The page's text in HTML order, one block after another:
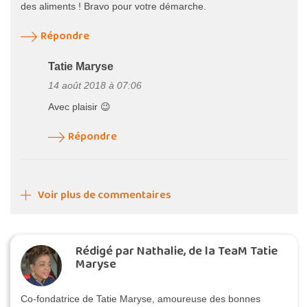
des aliments ! Bravo pour votre démarche.
Répondre
Tatie Maryse
14 août 2018 à 07:06
Avec plaisir 😉
Répondre
Voir plus de commentaires
Rédigé par Nathalie, de la TeaM Tatie
Maryse
Co-fondatrice de Tatie Maryse, amoureuse des bonnes